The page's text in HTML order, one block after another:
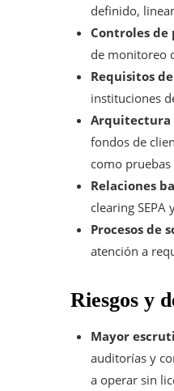
definido,
Controles
de monitoreo
Requisitos
instituciones
Arquitectura
fondos de
como
Relaciones
clearing
Procesos de
atención a
Riesgos y
Mayor
auditorías y
a operar sin